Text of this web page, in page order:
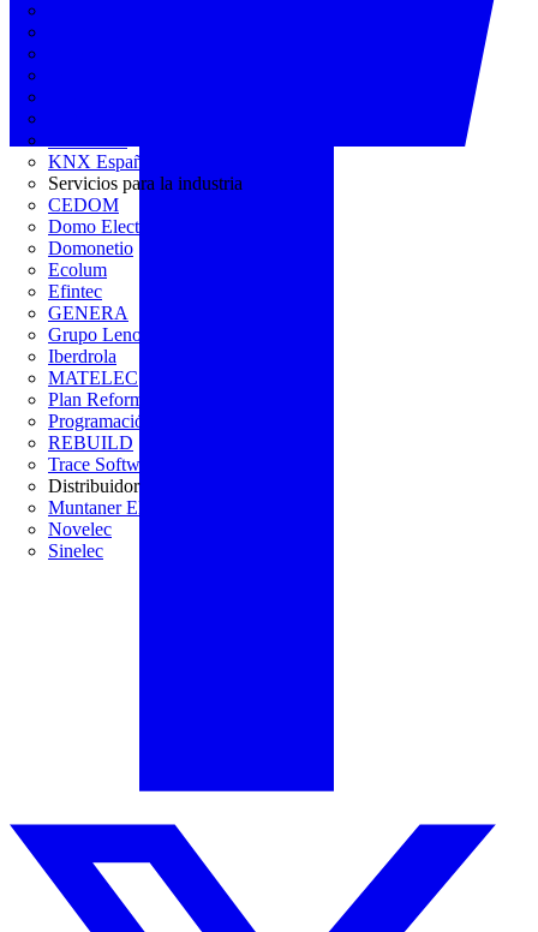
KNX España
Servicios para la industria
CEDOM
Domo Electra
Domonetio
Ecolum
Efintec
GENERA
Grupo Lenor
Iberdrola
MATELEC
Plan Reforma
Programación Integral
REBUILD
Trace Software
Distribuidor
Muntaner Electro
Novelec
Sinelec